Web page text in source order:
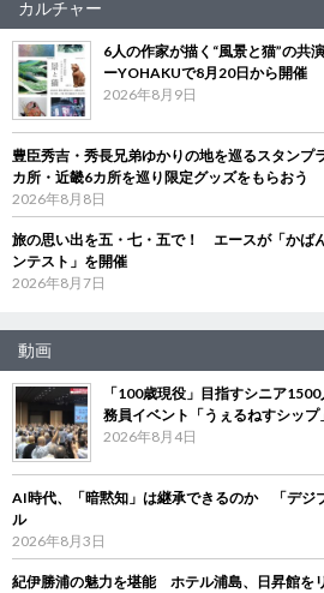
カルチャー
6人の作家が描く“風景と猫”の
ーYOHAKUで8月20日から開催
2026年8月9日
豊臣秀吉・秀長兄弟ゆかりの地を巡るスタン
カ所・近畿6カ所を巡り限定グッズをもらおう
2026年8月8日
旅の思い出を五・七・五で！ エースが「かば
ンテスト」を開催
2026年8月7日
動画
「100歳現役」目指すシニア
務員イベント「うぇるねすシップ
2026年8月4日
AI時代、「暗黙知」は継承できるのか 「デジ
ル
2026年8月3日
紀伊勝浦の魅力を堪能 ホテル浦島、日昇館を